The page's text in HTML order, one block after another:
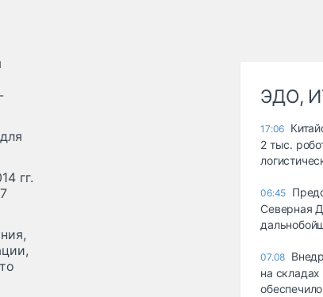
гг.
ЭДО,
17:06
2 тыс.
06:45
Северная
07.08
на